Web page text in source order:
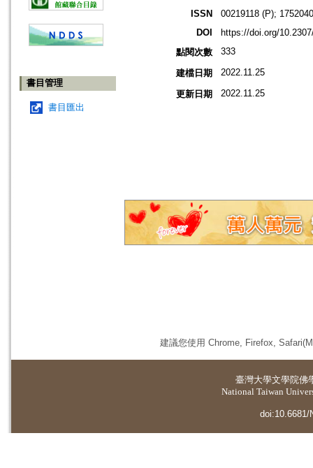
書目管理
書目匯出
ISSN
00219118 (P);
DOI
https://doi.org/
點閱次數
333
建檔日期 2022.11.25
更新日期 2022.11.25
建議您使用 Chrome, Firefox,
臺灣大學文學院佛
National Taiwan
doi:10.6681/